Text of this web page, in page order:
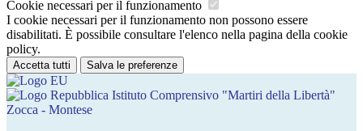
Cookie necessari per il funzionamento
I cookie necessari per il funzionamento non possono essere
disabilitati. È possibile consultare l'elenco nella pagina della cookie
policy.
Accetta tutti Salva le preferenze
Istituto Comprensivo "Martiri della Libertà"
Zocca - Montese